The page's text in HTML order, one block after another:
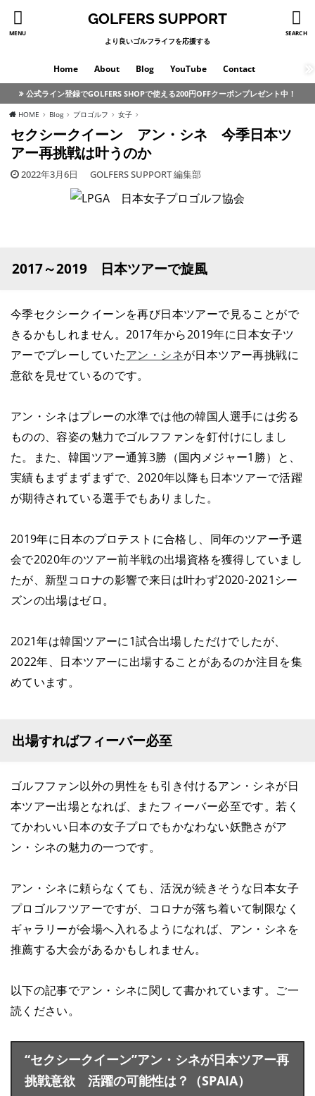
MENU SEARCH
GOLFERS SUPPORT
より良いゴルフライフを応援する
Home About Blog YouTube Contact
公式ライン登録でGOLFERS SHOPで使える200円OFFクーポンプレゼント中！
HOME Blog プロゴルフ 女子
セクシークイーン アン・シネ 今季日本ツ
アー再挑戦は叶うのか
2022年3月6日 GOLFERS SUPPORT 編集部
2017～2019 日本ツアーで旋風
今季セクシークイーンを再び日本ツアーで見ることがで
きるかもしれません。2017年から2019年に日本女子ツ
アーでプレーしていたアン・シネが日本ツアー再挑戦に
意欲を見せているのです。
アン・シネはプレーの水準では他の韓国人選手には劣る
ものの、容姿の魅力でゴルフファンを釘付けにしまし
た。また、韓国ツアー通算3勝（国内メジャー1勝）と、
実績もまずまずまずで、2020年以降も日本ツアーで活躍
が期待されている選手でもありました。
2019年に日本のプロテストに合格し、同年のツアー予選
会で2020年のツアー前半戦の出場資格を獲得していまし
たが、新型コロナの影響で来日は叶わず2020-2021シー
ズンの出場はゼロ。
2021年は韓国ツアーに1試合出場しただけでしたが、
2022年、日本ツアーに出場することがあるのか注目を集
めています。
出場すればフィーバー必至
ゴルフファン以外の男性をも引き付けるアン・シネが日
本ツアー出場となれば、またフィーバー必至です。若く
てかわいい日本の女子プロでもかなわない妖艶さがア
ン・シネの魅力の一つです。
アン・シネに頼らなくても、活況が続きそうな日本女子
プロゴルフツアーですが、コロナが落ち着いて制限なく
ギャラリーが会場へ入れるようになれば、アン・シネを
推薦する大会があるかもしれません。
以下の記事でアン・シネに関して書かれています。ご一
読ください。
“セクシークイーン”アン・シネが日本ツアー再
挑戦意欲 活躍の可能性は？（SPAIA）